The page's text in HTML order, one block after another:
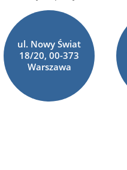
ul. Nowy Świat
18/20, 00-373
Warszawa